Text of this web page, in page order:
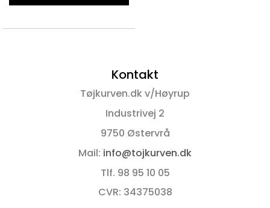
Kontakt
Tøjkurven.dk v/Høyrup
Industrivej 2
9750 Østervrå
Mail: info@tojkurven.dk
Tlf. 98 95 10 05
CVR: 34375038